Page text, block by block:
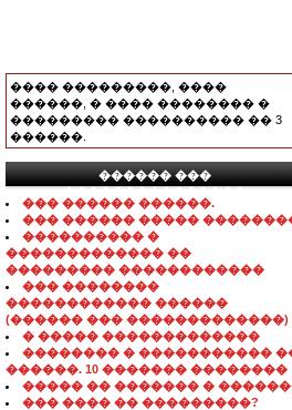
���� ���������, ����
������, � ���� �������� �
��������� ���������� �� 3
������.
������ ���
���������������
��� ������ ������.
��� ������ �����
���������� �
������������� ��
��������� ������������
��� ��������
������������ ������
(������ ��� �������������)
� ����� �������������
�������� � �����������
������. 10 ������� ��������
����� �� ������� �
��� ���� �� ���������?